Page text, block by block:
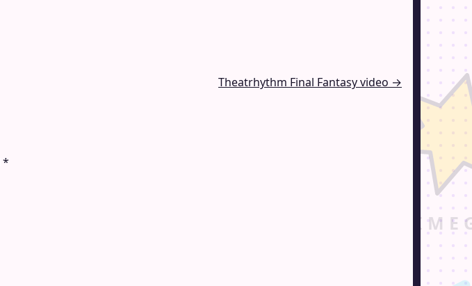
Theatrhythm Final Fantasy video →
*